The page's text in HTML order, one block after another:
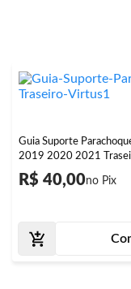
Guia Suporte
2019 2020 2021
R$ 40,00